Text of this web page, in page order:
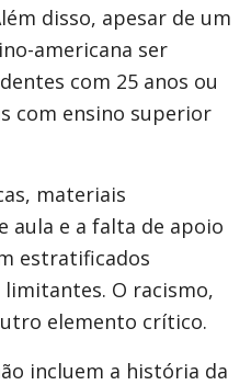
disso, apesar de um
americana ser
com 25 anos ou
com ensino superior
materiais
aula e a falta de apoio
estratificados
O racismo,
elemento crítico.
incluem a história da